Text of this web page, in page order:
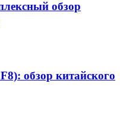
обзор
обзор китайского